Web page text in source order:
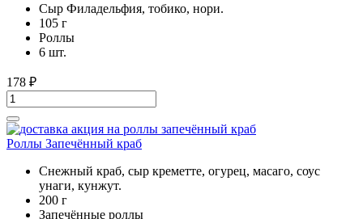
Сыр Филадельфия, тобико, нори.
105 г
Роллы
6 шт.
178 ₽
Роллы Запечённый краб
Снежный краб, сыр креметте, огурец, масаго, соус
унаги, кунжут.
200 г
Запечённые роллы